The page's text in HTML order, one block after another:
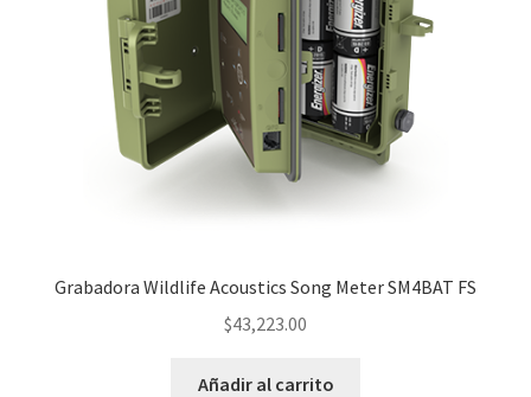
Grabadora Wildlife Acoustics Song Meter SM4BAT FS
$43,223.00
Añadir al carrito